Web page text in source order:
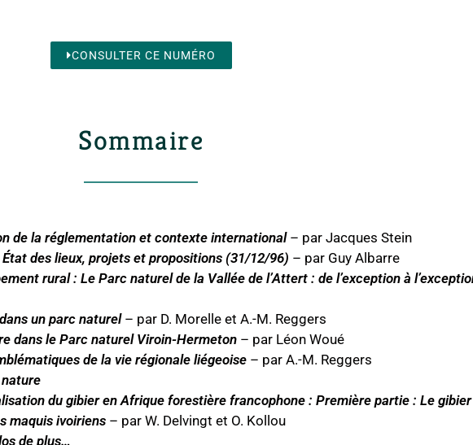
CONSULTER CE NUMÉRO
Sommaire
de la réglementation et contexte international– par Jacques Stein
des lieux, projets et propositions (31/12/96) – par Guy Albarre
rural : Le Parc naturel de la Vallée de l’Attert : de l’exception à
un parc naturel– par D. Morelle et A.-M. Reggers
dans le Parc naturel Viroin-Hermeton – par Léon Woué
de la vie régionale liégeoise – par A.-M. Reggers
du gibier en Afrique forestière francophone : Première partie : Le
maquis ivoiriens – par W. Delvingt et O. Kollou
de plus…